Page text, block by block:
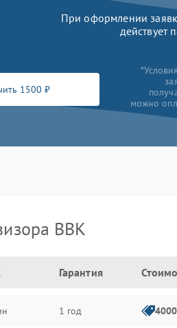
При оформлении
действует
1500 ₽
можно
BBK
Гарантия
1 год